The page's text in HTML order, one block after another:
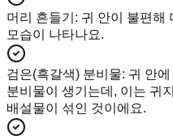
머리 흔들기 : 귀 안이 불편해
모습이 나타나요.
검은(흑갈색) 분비물: 귀 안
분비물이 생기는데, 이는 귀
배설물이 섞인 것이에요.